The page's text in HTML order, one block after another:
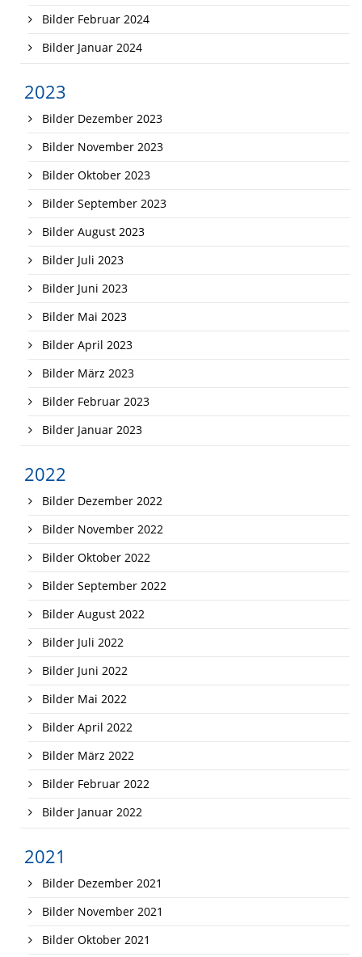
Bilder Februar 2024
Bilder Januar 2024
2023
Bilder Dezember 2023
Bilder November 2023
Bilder Oktober 2023
Bilder September 2023
Bilder August 2023
Bilder Juli 2023
Bilder Juni 2023
Bilder Mai 2023
Bilder April 2023
Bilder März 2023
Bilder Februar 2023
Bilder Januar 2023
2022
Bilder Dezember 2022
Bilder November 2022
Bilder Oktober 2022
Bilder September 2022
Bilder August 2022
Bilder Juli 2022
Bilder Juni 2022
Bilder Mai 2022
Bilder April 2022
Bilder März 2022
Bilder Februar 2022
Bilder Januar 2022
2021
Bilder Dezember 2021
Bilder November 2021
Bilder Oktober 2021